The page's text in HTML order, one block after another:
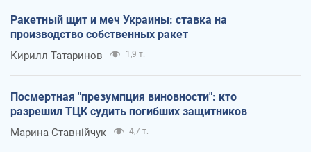
Ракетный щит и меч Украины: ставка на
производство собственных ракет
Кирилл Татаринов 1,9 т.
Посмертная "презумпция виновности": кто
разрешил ТЦК судить погибших защитников
Марина Ставнійчук 4,7 т.